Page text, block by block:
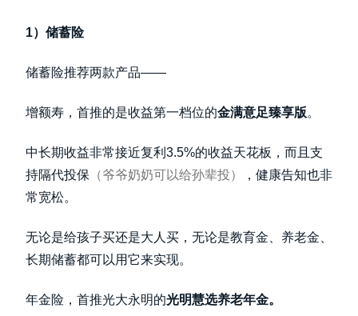
1）储蓄险
储蓄险推荐两款产品——
增额寿，首推的是收益第一档位的金满意足臻享版。
中长期收益非常接近复利3.5%的收益天花板，而且支
持隔代投保 （爷爷奶奶可以给孙辈投）
，健康告知也非
常宽松。
无论是给孩子买还是大人买，无论是教育金、养老金、
长期储蓄都可以用它来实现。
年金险，首推光大永明的光明慧选养老年金。